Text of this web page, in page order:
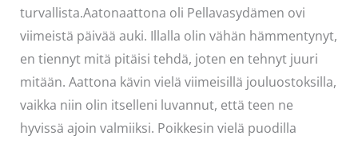
turvallista.Aatonaattona oli Pellavasydämen ovi
viimeistä päivää auki. Illalla olin vähän hämmentynyt,
en tiennyt mitä pitäisi tehdä, joten en tehnyt juuri
mitään. Aattona kävin vielä viimeisillä jouluostoksilla,
vaikka niin olin itselleni luvannut, että teen ne
hyvissä ajoin valmiiksi. Poikkesin vielä puodilla